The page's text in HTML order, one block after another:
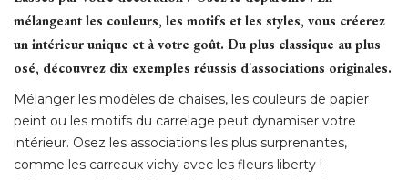
mélangeant les couleurs, les motifs et les styles, vous créerez
un intérieur unique et à votre goût. Du plus classique au plus
osé, découvrez dix exemples réussis d'associations originales.
Mélanger les modèles de chaises, les couleurs de papier
peint ou les motifs du carrelage peut dynamiser votre
intérieur. Osez les associations les plus surprenantes,
comme les carreaux vichy avec les fleurs liberty !